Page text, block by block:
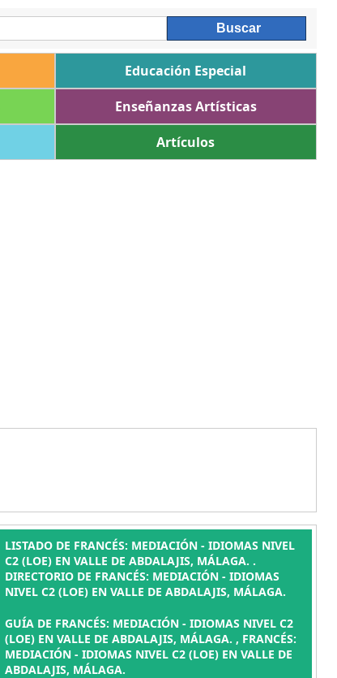
Educación Especial
Enseñanzas Artísticas
Artículos
LISTADO DE FRANCÉS: MEDIACIÓN - IDIOMAS NIVEL
C2 (LOE) EN VALLE DE ABDALAJIS, MÁLAGA. .
DIRECTORIO DE FRANCÉS: MEDIACIÓN - IDIOMAS
NIVEL C2 (LOE) EN VALLE DE ABDALAJIS, MÁLAGA.
GUÍA DE FRANCÉS: MEDIACIÓN - IDIOMAS NIVEL C2
(LOE) EN VALLE DE ABDALAJIS, MÁLAGA. , FRANCÉS:
MEDIACIÓN - IDIOMAS NIVEL C2 (LOE) EN VALLE DE
ABDALAJIS, MÁLAGA.